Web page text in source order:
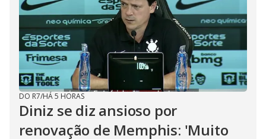
DO R7/HÁ 5 HORAS
Diniz se diz ansioso por
renovação de Memphis: 'Muito